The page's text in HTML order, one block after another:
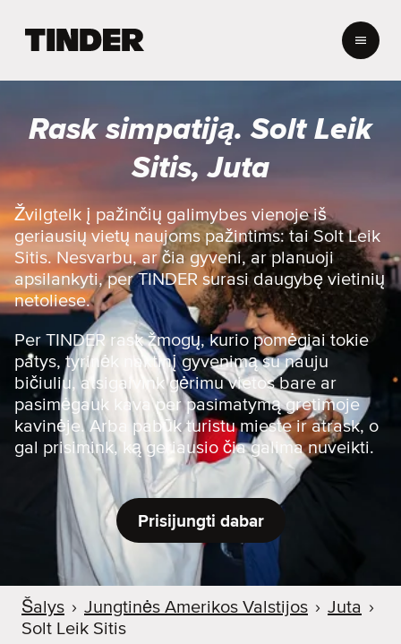
R
p
a
r
i
n
d
i
n
i
s
Rask simpatiją. Solt Leik
Sitis, Juta
Žvilgtelk į pažinčių galimybes vienoje iš
geriausių vietų naujoms pažintims: tai Solt Leik
Sitis. Nesvarbu, ar čia gyveni, ar planuoji
apsilankyti, per TINDER surasi daugybę vietinių
netoliese.
Per TINDER rask žmogų, kurio pomėgiai tokie
patys, tyrinėk naktinį gyvenimą su nauju
bičiuliu, atsigaivink gėrimu vietos bare ar
pasimėgauk kava per pasimatymą gretimoje
kavinėje. Arba pabūk turistu mieste ir atrask, o
gal prisimink, ką geriausio čia galima nuveikti.
Prisijungti dabar
Šalys › Jungtinės Amerikos Valstijos › Juta ›
Solt Leik Sitis